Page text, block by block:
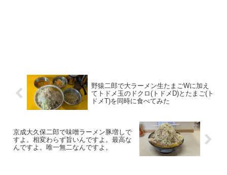
野猿二郎で大ラーメン生たまごWに加え
てトドメ玉のドクロ(トドメD)とたまご(ト
ドメT)を同時に食べてみた
京成大久保二郎で味噌ラーメン豚増しで
すよ。相変わらず旨いんですよ。最高な
んですよ。唯一無二なんですよ。